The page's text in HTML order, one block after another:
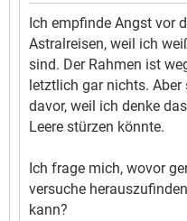
Ich empfinde Angst vor
Astralreisen, weil ich
sind. Der Rahmen ist
letztlich gar nichts.
davor, weil ich denke
Leere stürzen könnte.
Ich frage mich, wovor
versuche
kann?